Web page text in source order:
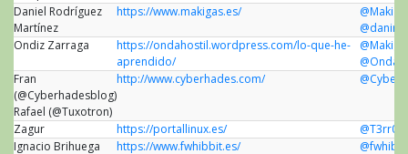
Daniel Rodríguez
Martínez
https://www.makigas.es/
Ondiz Zarraga
https://ondahostil.wordpress.com/lo-que-he-
aprendido/
Fran
(@Cyberhadesblog)
Rafael (@Tuxotron)
http://www.cyberhades.com/
Zagur https://portallinux.es/
Ignacio Brihuega
https://www.fwhibbit.es/